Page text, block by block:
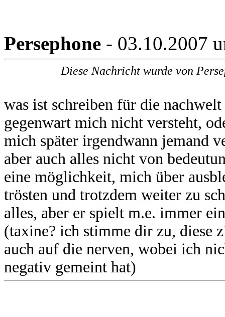
Persephone - 03.10.2007
Diese Nachricht wurde von
was ist schreiben für die
gegenwart mich nicht versteht,
mich später irgendwann jemand
aber auch alles nicht von
eine möglichkeit, mich über
trösten und trotzdem weiter zu
alles, aber er spielt m.e. immer
(taxine? ich stimme dir zu, diese
auch auf die nerven, wobei ich
negativ gemeint hat)